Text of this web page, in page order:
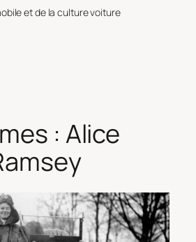
et de la culture voiture
: Alice